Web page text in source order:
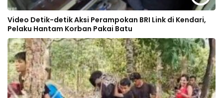
Video Detik-detik Aksi Perampokan BRI Link di Kendari,
Pelaku Hantam Korban Pakai Batu